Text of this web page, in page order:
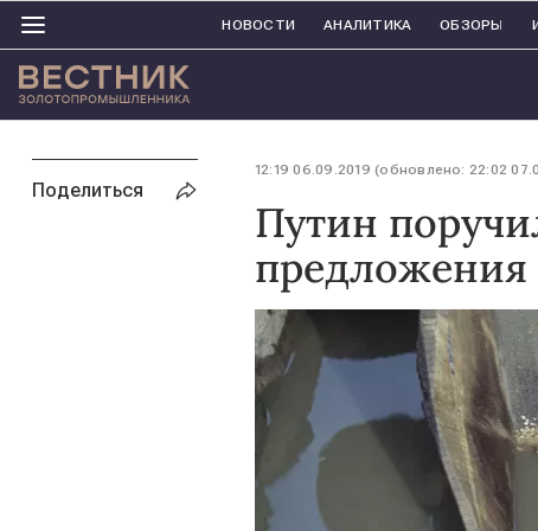
НОВОСТИ АНАЛИТИКА ОБЗОРЫ
12:19 06.09.2019 (обновлено: 22:02
Путин
предложения
Поделиться